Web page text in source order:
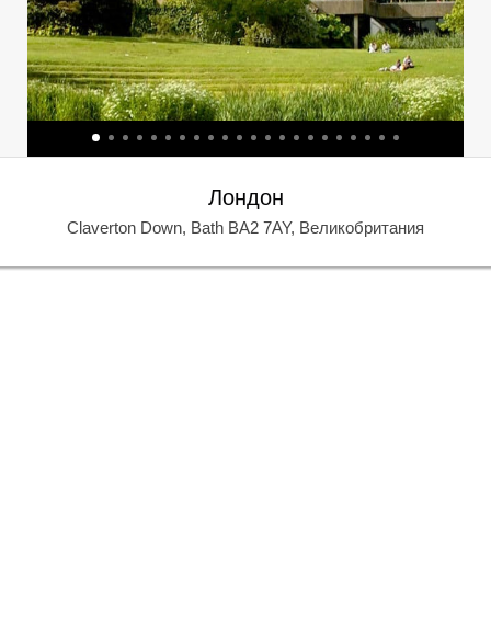
К
К
Лондон
Claverton Down, Bath BA2 7AY, Великобритания